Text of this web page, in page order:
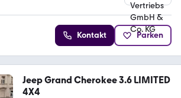
Kontakt Parken
Jeep Grand Cherokee 3.6 LIMITED
4X4